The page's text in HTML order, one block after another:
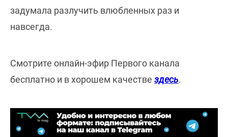
задумала разлучить влюбленных раз и
навсегда.
Смотрите онлайн-эфир Первого канала
бесплатно и в хорошем качестве здесь.